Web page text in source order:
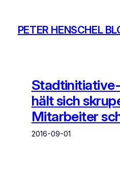
springen
PETER HENSCHEL
hält sich
Mitarbeiter
2016-09-01